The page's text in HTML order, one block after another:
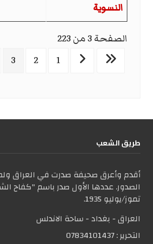
النسوية
الصفحة 3 من 223
1
2
3
طریق الشعب
أقدم وأعرق صحيفة صدرت في العراق
تموز/يوليو 1935.
العراق - بغداد - ساحة الاندلس
التحریر :07834101437